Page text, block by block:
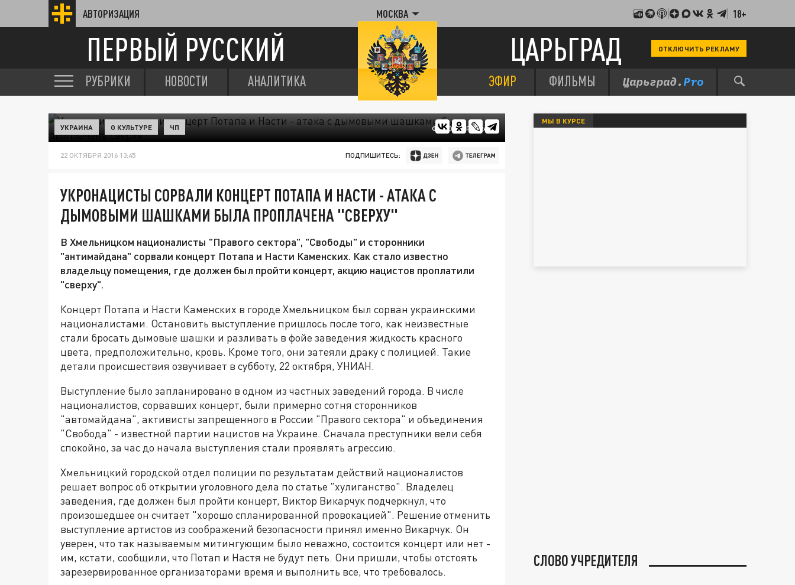
АВТОРИЗАЦИЯ МОСКВА 18+
ПЕРВЫЙ РУССКИЙ ЦАРЬГРАД ОТКЛЮЧИТЬ РЕКЛАМУ
РУБРИКИ НОВОСТИ АНАЛИТИКА ЭФИР ФИЛЬМЫ
ФОТО: ЦАРЬГРАД
УКРАИНА О КУЛЬТУРЕ ЧП
22 ОКТЯБРЯ 2016 13:45 ПОДПИШИТЕСЬ:
УКРОНАЦИСТЫ СОРВАЛИ КОНЦЕРТ ПОТАПА И НАСТИ - АТАКА С
ДЫМОВЫМИ ШАШКАМИ БЫЛА ПРОПЛАЧЕНА "СВЕРХУ"
В Хмельницком националисты "Правого сектора", "Свободы" и сторонники
"антимайдана" сорвали концерт Потапа и Насти Каменских. Как стало известно
владельцу помещения, где должен был пройти концерт, акцию нацистов проплатили
"сверху".
Концерт Потапа и Насти Каменских в городе Хмельницком был сорван украинскими
националистами. Остановить выступление пришлось после того, как неизвестные
стали бросать дымовые шашки и разливать в фойе заведения жидкость красного
цвета, предположительно, кровь. Кроме того, они затеяли драку с полицией. Такие
детали происшествия озвучивает в субботу, 22 октября, УНИАН.
Выступление было запланировано в одном из частных заведений города. В числе
националистов, сорвавших концерт, были примерно сотня сторонников
"автомайдана", активисты запрещенного в России "Правого сектора" и объединения
"Свобода" - известной партии нацистов на Украине. Сначала преступники вели себя
спокойно, за час до начала выступления стали проявлять агрессию.
Хмельницкий городской отдел полиции по результатам действий националистов
решает вопрос об открытии уголовного дела по статье "хулиганство". Владелец
заведения, где должен был пройти концерт, Виктор Викарчук подчеркнул, что
произошедшее он считает "хорошо спланированной провокацией". Решение отменить
выступление артистов из соображений безопасности принял именно Викарчук. Он
уверен, что так называемым митингующим было неважно, состоится концерт или нет -
им, кстати, сообщили, что Потап и Настя не будут петь. Они пришли, чтобы отстоять
зарезервированное организаторами время и выполнить все, что требовалось.
МЫ В КУРСЕ
СЛОВО УЧРЕДИТЕЛЯ